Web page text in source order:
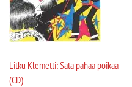
Litku Klemetti: Sata pahaa poikaa
(CD)